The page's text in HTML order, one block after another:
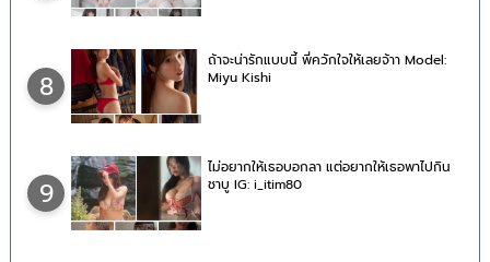
8
ถ้าจะน่ารักแบบนี้ พี่ควักใจให้เลยจ้าา Model:
Miyu Kishi
9
ไม่อยากให้เธอบอกลา แต่อยากให้เธอพาไปกิน
ชาบู IG: i_itim80